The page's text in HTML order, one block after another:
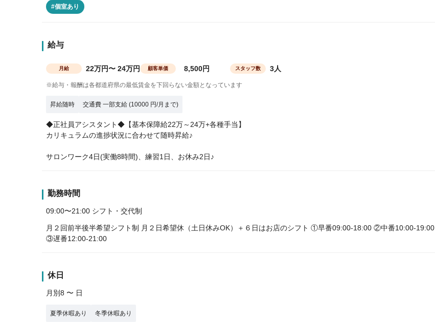
#個室あり
給与
月給 22万円〜 24万円 顧客単価 8,500円 スタッフ数 3人
※給与・報酬は各都道府県の最低賃金を下回らない金額となっています
昇給随時 交通費 一部支給 (10000 円/月まで)
◆正社員アシスタント◆【基本保障給22万～24万+各種手当】
カリキュラムの進捗状況に合わせて随時昇給♪
サロンワーク4日(実働8時間)、練習1日、お休み2日♪
勤務時間
09:00〜21:00 シフト・交代制
月２回前半後半希望シフト制 月２日希望休（土日休みOK）＋６日はお店のシフト ①早番09:00-18:00 ②中番10:00-19:00
③遅番12:00-21:00
休日
月別8 〜 日
夏季休暇あり 冬季休暇あり